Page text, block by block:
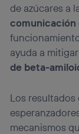
de azúcares a
comunicación
ayuda a
de beta-
Los
mecanismos